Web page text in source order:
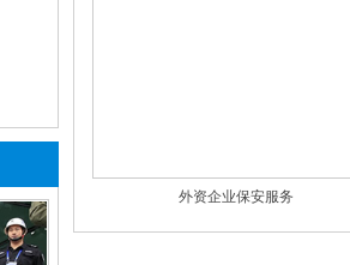
外资企业保安服务